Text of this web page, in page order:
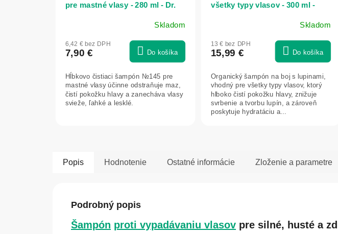
pre mastné vlasy - 280 ml - Dr.
Skladom
6,42 € bez DPH
7,90 € Do košíka
Hĺbkovo čistiaci šampón №145 pre
mastné vlasy účinne odstraňuje maz,
čistí pokožku hlavy a zanecháva vlasy
svieže, ľahké a lesklé.
všetky typy vlasov - 300 ml -
Skladom
13 € bez DPH
15,99 € Do košíka
Organický šampón na boj s lupinami,
vhodný pre všetky typy vlasov, ktorý
hlboko čistí pokožku hlavy, znižuje
svrbenie a tvorbu lupín, a zároveň
poskytuje hydratáciu a...
Popis Hodnotenie Ostatné informácie Zloženie a parametre
Podrobný popis
Šampón proti vypadávaniu vlasov pre silné, husté a